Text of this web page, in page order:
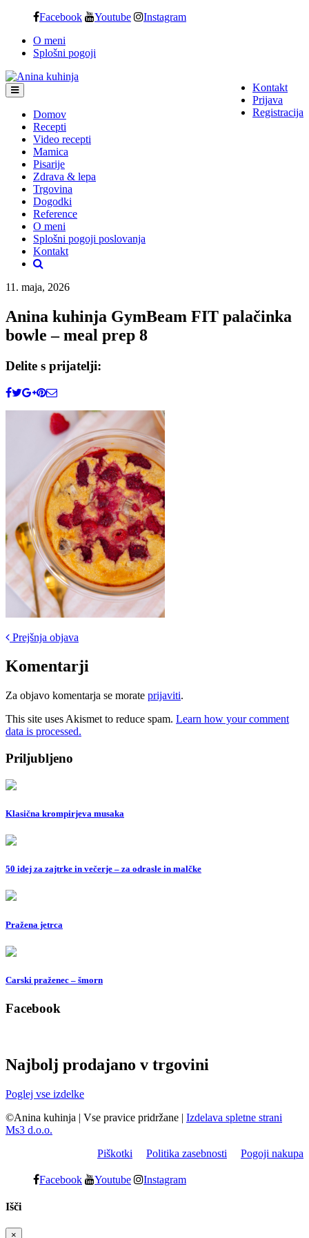
content
Facebook Youtube Instagram
O meni
Splošni pogoji
Kontakt
Prijava
Registracija
Domov
Recepti
Video recepti
Mamica
Pisarije
Zdrava & lepa
Trgovina
Dogodki
Reference
O meni
Splošni pogoji poslovanja
Kontakt
11. maja, 2026
Anina kuhinja GymBeam FIT palačinka
bowle – meal prep 8
Delite s prijatelji:
Post
navigation
Prejšnja objava
Komentarji
Za objavo komentarja se morate prijaviti.
This site uses Akismet to reduce spam. Learn how your comment
data is processed.
Priljubljeno
Klasična krompirjeva musaka
50 idej za zajtrke in večerje – za odrasle in malčke
Pražena jetrca
Carski praženec – šmorn
Facebook
Najbolj prodajano v trgovini
Poglej vse izdelke
©Anina kuhinja | Vse pravice pridržane | Izdelava spletne strani
Ms3 d.o.o.
Piškotki
Politika zasebnosti Pogoji nakupa
Facebook Youtube Instagram
Išči
×